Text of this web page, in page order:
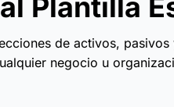
Plantilla
de activos,
negocio u